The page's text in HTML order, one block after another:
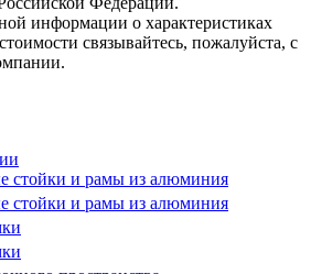
информации о характеристиках
связывайтесь, пожалуйста, с
стойки и рамы из алюминия
стойки и рамы из алюминия